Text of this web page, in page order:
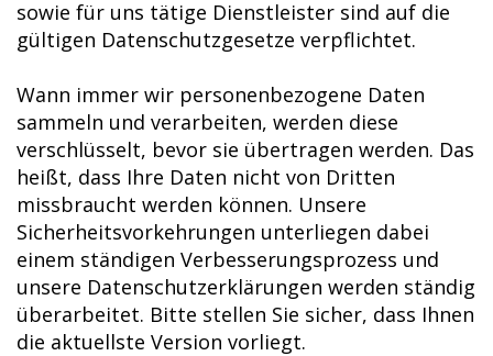
sowie für uns tätige Dienstleister sind auf die
gültigen Datenschutzgesetze verpflichtet.
Wann immer wir personenbezogene Daten
sammeln und verarbeiten, werden diese
verschlüsselt, bevor sie übertragen werden. Das
heißt, dass Ihre Daten nicht von Dritten
missbraucht werden können. Unsere
Sicherheitsvorkehrungen unterliegen dabei
einem ständigen Verbesserungsprozess und
unsere Datenschutzerklärungen werden ständig
überarbeitet. Bitte stellen Sie sicher, dass Ihnen
die aktuellste Version vorliegt.